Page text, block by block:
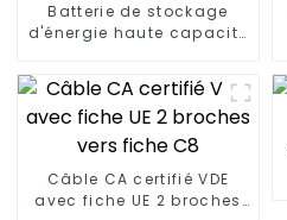
Batterie de stockage
d'énergie haute capacité
Câble CA certifié VDE
avec fiche UE 2 broches